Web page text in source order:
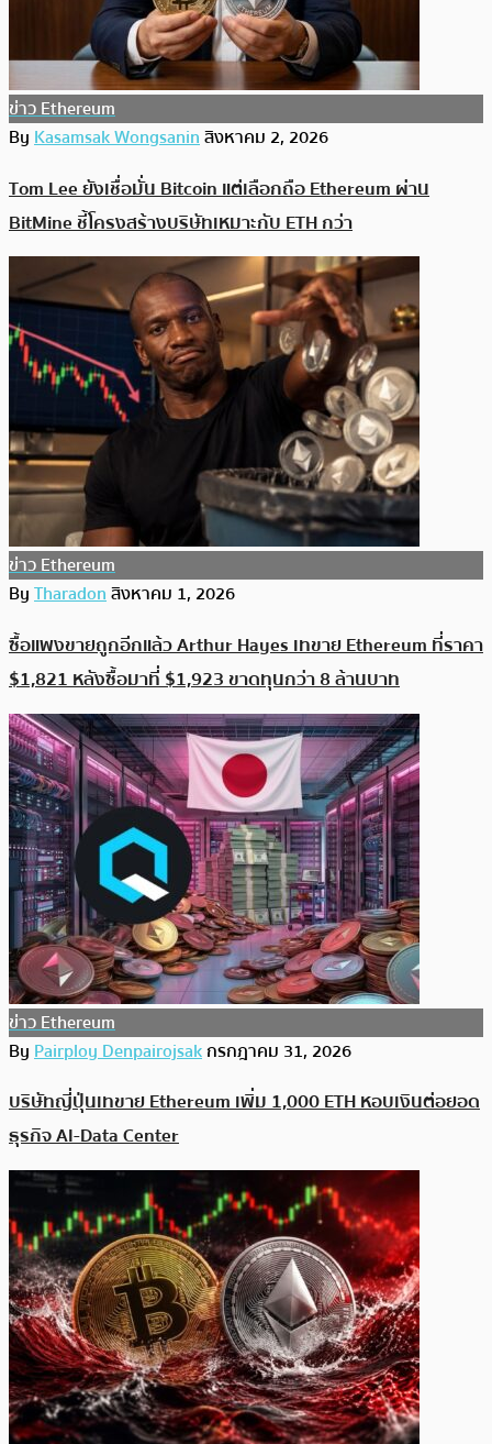
ข่าว Ethereum
ByKasamsak Wongsaninสิงหาคม 2, 2026
Tom Lee ยังเชื่อมั่น Bitcoin แต่เลือกถือ Ethereum ผ่าน
BitMine ชี้โครงสร้างบริษัทเหมาะกับ ETH กว่า
ข่าว Ethereum
ByTharadonสิงหาคม 1, 2026
ซื้อแพงขายถูกอีกแล้ว Arthur Hayes เทขาย Ethereum ที่ราคา
$1,821 หลังซื้อมาที่ $1,923 ขาดทุนกว่า 8 ล้านบาท
ข่าว Ethereum
ByPairploy Denpairojsakกรกฎาคม 31, 2026
บริษัทญี่ปุ่นเทขาย Ethereum เพิ่ม 1,000 ETH หอบเงินต่อยอด
ธุรกิจ AI-Data Center